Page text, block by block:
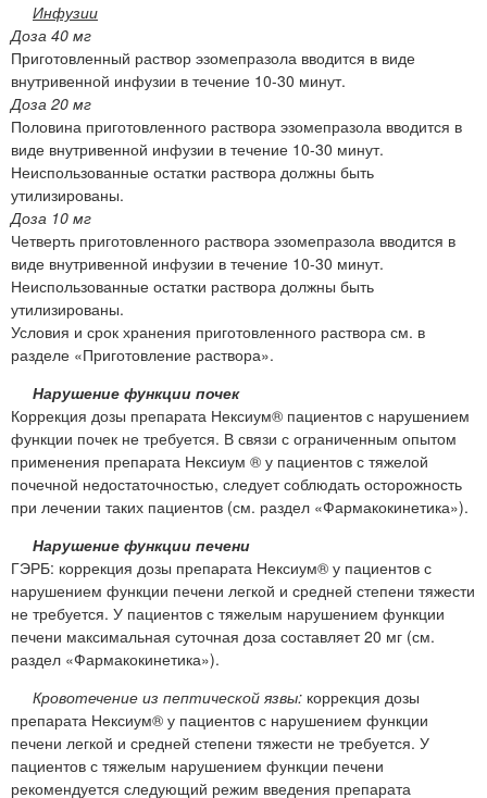
Инфузии
Доза 40 мг
Приготовленный раствор эзомепразола вводится в виде
внутривенной инфузии в течение 10-30 минут.
Доза 20 мг
Половина приготовленного раствора эзомепразола вводится в
виде внутривенной инфузии в течение 10-30 минут.
Неиспользованные остатки раствора должны быть
утилизированы.
Доза 10 мг
Четверть приготовленного раствора эзомепразола вводится в
виде внутривенной инфузии в течение 10-30 минут.
Неиспользованные остатки раствора должны быть
утилизированы.
Условия и срок хранения приготовленного раствора см. в
разделе «Приготовление раствора».
Нарушение функции почек
Коррекция дозы препарата Нексиум® пациентов с нарушением
функции почек не требуется. В связи с ограниченным опытом
применения препарата Нексиум ® у пациентов с тяжелой
почечной недостаточностью, следует соблюдать осторожность
при лечении таких пациентов (см. раздел «Фармакокинетика»).
Нарушение функции печени
ГЭРБ: коррекция дозы препарата Нексиум® у пациентов с
нарушением функции печени легкой и средней степени тяжести
не требуется. У пациентов с тяжелым нарушением функции
печени максимальная суточная доза составляет 20 мг (см.
раздел «Фармакокинетика»).
Кровотечение из пептической язвы: коррекция дозы
препарата Нексиум® у пациентов с нарушением функции
печени легкой и средней степени тяжести не требуется. У
пациентов с тяжелым нарушением функции печени
рекомендуется следующий режим введения препарата